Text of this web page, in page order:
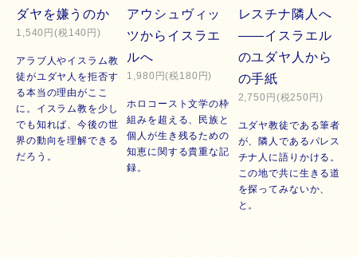
ダヤを嫌うのか
1,540円(税140円)
アラブ人やイスラム教
徒がユダヤ人を拒否す
る本当の理由がここ
に。イスラム教を少し
でも知れば、今後の世
界の動向を理解できる
だろう。
アウシュヴィッ
ツからイスラエ
ルへ
1,980円(税180円)
ホロコースト文学の枠
組みを超える、民族と
個人が生き残るための
知恵に関する貴重な記
録。
レスチナ隣人へ
――イスラエル
のユダヤ人から
の手紙
2,750円(税250円)
ユダヤ教徒である筆者
が、隣人であるパレス
チナ人に語りかける。
この地で共に生きる道
を探ってみないか、
と。